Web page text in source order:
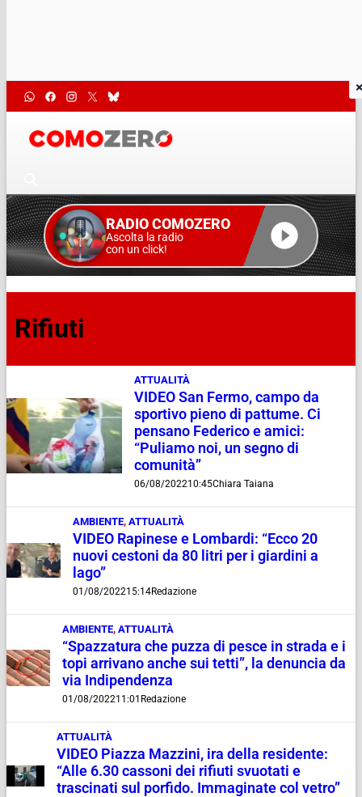
RADIO COMOZERO
Ascolta la radio
con un click!
Rifiuti
ATTUALITÀ
VIDEO San Fermo, campo da
sportivo pieno di pattume. Ci
pensano Federico e amici:
“Puliamo noi, un segno di
comunità”
06/08/202210:45Chiara Taiana
AMBIENTE,ATTUALITÀ
VIDEO Rapinese e Lombardi: “Ecco 20
nuovi cestoni da 80 litri per i giardini a
lago”
01/08/202215:14Redazione
AMBIENTE,ATTUALITÀ
“Spazzatura che puzza di pesce in strada e i
topi arrivano anche sui tetti”, la denuncia da
via Indipendenza
01/08/202211:01 Redazione
ATTUALITÀ
VIDEO Piazza Mazzini, ira della residente:
“Alle 6.30 cassoni dei rifiuti svuotati e
trascinati sul porfido. Immaginate col vetro”